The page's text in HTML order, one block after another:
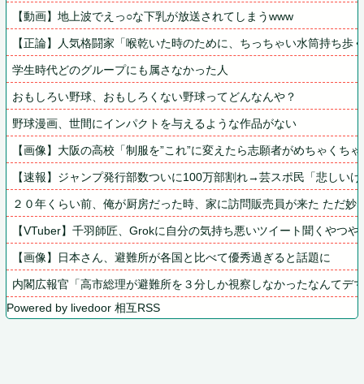
【動画】地上波でえっ○な下乳が放送されてしまうwww
【正論】人気格闘家「喉乾いた時のために、ちっちゃい水筒持ち歩
学生時代どのグループにも属さなかった人
おもしろい野球、おもしろくない野球ってどんなんや？
野球漫画、世間にインパクトを与えるような作品がない
【画像】大阪の高校「制服を”これ”に変えたら志願者がめちゃくち
【速報】ジャンプ発行部数ついに100万部割れ→芸スポ民「悲しい
２０年くらい前、俺が厨房だった時、家に訪問販売員が来た ただ
【VTuber】千羽師匠、Grokに自分の気持ち悪いツイート聞くやつ
【画像】日本さん、避難所が各国と比べて優秀過ぎると話題に
内閣広報官「高市総理が避難所を３分しか視察しなかったなんて
Powered by livedoor 相互RSS